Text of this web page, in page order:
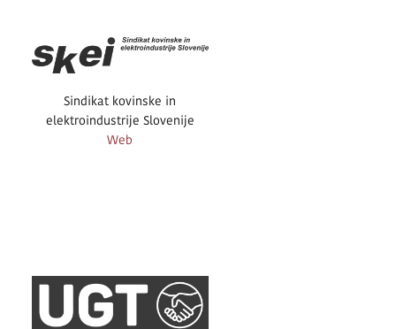
Sindikat kovinske in
elektroindustrije Slovenije
Web